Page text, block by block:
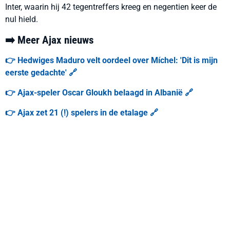
Inter, waarin hij 42 tegentreffers kreeg en negentien keer de
nul hield.
➡️ Meer Ajax nieuws
👉 Hedwiges Maduro velt oordeel over Míchel: 'Dit is mijn
eerste gedachte' 🔗
👉 Ajax-speler Oscar Gloukh belaagd in Albanië 🔗
👉 Ajax zet 21 (!) spelers in de etalage 🔗